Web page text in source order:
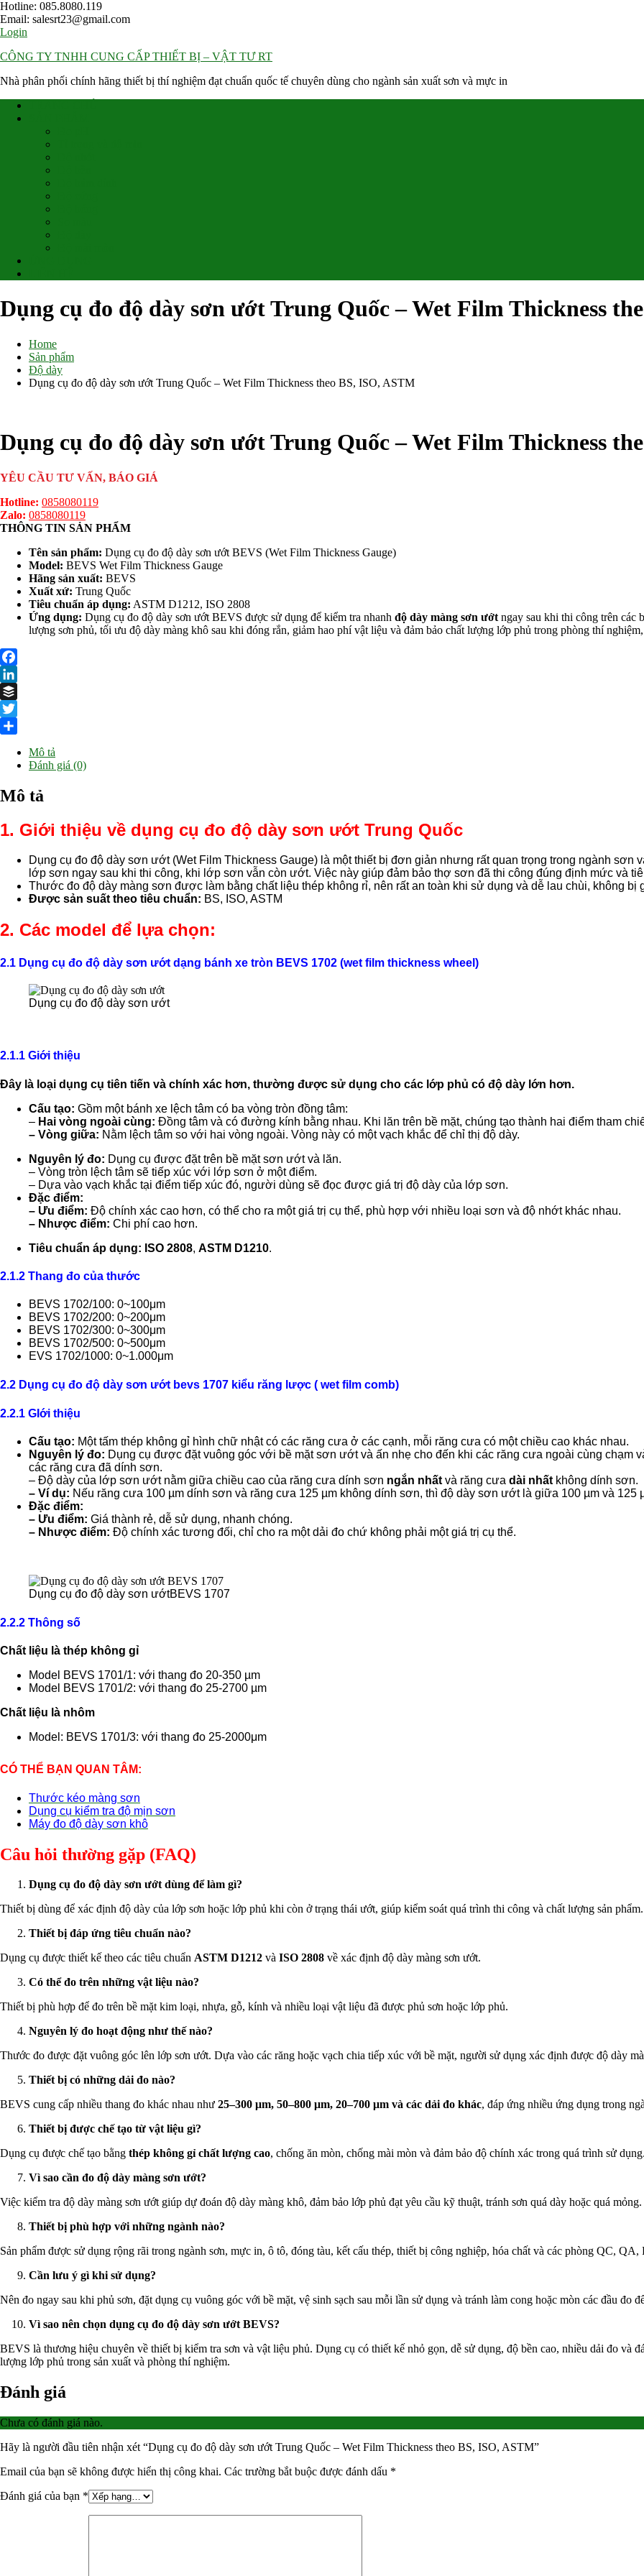
Skip
to
content
Hotline: 085.8080.119
Email: salesrt23@gmail.com
Login
CÔNG TY TNHH CUNG CẤP THIẾT BỊ – VẬT TƯ RT
Nhà phân phối chính hãng thiết bị thí nghiệm đạt chuẩn quốc tế chuyên dùng cho ngành sản xuất sơn và mực in
Dụng cụ đo độ dày sơn ướt Trung Quốc – Wet Film Thickness
Home
Sản phẩm
Độ dày
Dụng cụ đo độ dày sơn ướt Trung Quốc – Wet Film Thickness theo BS, ISO, ASTM
Dụng cụ đo độ dày sơn ướt Trung Quốc – Wet Film Thickness
YÊU CẦU TƯ VẤN, BÁO GIÁ
Hotline: 0858080119
Zalo: 0858080119
THÔNG TIN SẢN PHẨM
Tên sản phẩm: Dụng cụ đo độ dày sơn ướt BEVS (Wet Film Thickness Gauge)
Model: BEVS Wet Film Thickness Gauge
Hãng sản xuất: BEVS
Xuất xứ: Trung Quốc
Tiêu chuẩn áp dụng: ASTM D1212, ISO 2808
Ứng dụng: Dụng cụ đo độ dày sơn ướt BEVS được sử dụng để kiểm tra nhanh độ dày màng sơn ướt ngay sau khi thi công trên các
lượng sơn phủ, tối ưu độ dày màng khô sau khi đóng rắn, giảm hao phí vật liệu và đảm bảo chất lượng lớp phủ trong phòng thí
Facebook
LinkedIn
Buffer
Twitter
Mô tả
Đánh giá (0)
Mô tả
1. Giới thiệu về dụng cụ đo độ dày sơn ướt Trung Quốc
Dụng cụ đo độ dày sơn ướt (Wet Film Thickness Gauge) là một thiết bị đơn giản nhưng rất quan trọng trong ngành
lớp sơn ngay sau khi thi công, khi lớp sơn vẫn còn ướt. Việc này giúp đảm bảo thợ sơn đã thi công đúng định mức và
Thước đo độ dày màng sơn được làm bằng chất liệu thép không rỉ, nên rất an toàn khi sử dụng và dễ lau chùi, không bị
Được sản suất theo tiêu chuẩn: BS, ISO, ASTM
2. Các model để lựa chọn:
2.1 Dụng cụ đo độ dày sơn ướt dạng bánh xe tròn BEVS 1702 (wet film thickness wheel)
Dụng cụ đo độ dày sơn ướt
2.1.1 Giới thiệu
Đây là loại dụng cụ tiên tiến và chính xác hơn, thường được sử dụng cho các lớp phủ có độ dày lớn hơn.
Cấu tạo: Gồm một bánh xe lệch tâm có ba vòng tròn đồng tâm:
– Hai vòng ngoài cùng: Đồng tâm và có đường kính bằng nhau. Khi lăn trên bề mặt, chúng tạo thành hai điểm tham
– Vòng giữa: Nằm lệch tâm so với hai vòng ngoài. Vòng này có một vạch khắc để chỉ thị độ dày.
Nguyên lý đo: Dụng cụ được đặt trên bề mặt sơn ướt và lăn.
– Vòng tròn lệch tâm sẽ tiếp xúc với lớp sơn ở một điểm.
– Dựa vào vạch khắc tại điểm tiếp xúc đó, người dùng sẽ đọc được giá trị độ dày của lớp sơn.
Đặc điểm:
– Ưu điểm: Độ chính xác cao hơn, có thể cho ra một giá trị cụ thể, phù hợp với nhiều loại sơn và độ nhớt khác nhau.
– Nhược điểm: Chi phí cao hơn.
Tiêu chuẩn áp dụng: ISO 2808, ASTM D1210.
2.1.2 Thang đo của thước
BEVS 1702/100: 0~100μm
BEVS 1702/200: 0~200μm
BEVS 1702/300: 0~300μm
BEVS 1702/500: 0~500μm
EVS 1702/1000: 0~1.000μm
2.2 Dụng cụ đo độ dày sơn ướt bevs 1707 kiểu răng lược ( wet film comb)
2.2.1 GIới thiệu
Cấu tạo: Một tấm thép không gỉ hình chữ nhật có các răng cưa ở các cạnh, mỗi răng cưa có một chiều cao khác nhau.
Nguyên lý đo: Dụng cụ được đặt vuông góc với bề mặt sơn ướt và ấn nhẹ cho đến khi các răng cưa ngoài cùng chạm
các răng cưa đã dính sơn.
– Độ dày của lớp sơn ướt nằm giữa chiều cao của răng cưa dính sơn ngắn nhất và răng cưa dài nhất không dính sơn.
– Ví dụ: Nếu răng cưa 100 µm dính sơn và răng cưa 125 µm không dính sơn, thì độ dày sơn ướt là giữa 100 µm và 125
Đặc điểm:
– Ưu điểm: Giá thành rẻ, dễ sử dụng, nhanh chóng.
– Nhược điểm: Độ chính xác tương đối, chỉ cho ra một dải đo chứ không phải một giá trị cụ thể.
Dụng cụ đo độ dày sơn ướtBEVS 1707
2.2.2 Thông số
Chất liệu là thép không gỉ
Model BEVS 1701/1: với thang đo 20-350 µm
Model BEVS 1701/2: với thang đo 25-2700 µm
Chất liệu là nhôm
Model: BEVS 1701/3: với thang đo 25-2000μm
CÓ THỂ BẠN QUAN TÂM:
Thước kéo màng sơn
Dụng cụ kiểm tra độ mịn sơn
Máy đo độ dày sơn khô
Câu hỏi thường gặp (FAQ)
Dụng cụ đo độ dày sơn ướt dùng để làm gì?
Thiết bị dùng để xác định độ dày của lớp sơn hoặc lớp phủ khi còn ở trạng thái ướt, giúp kiểm soát quá trình thi công và chất lượng sản phẩm.
Thiết bị đáp ứng tiêu chuẩn nào?
Dụng cụ được thiết kế theo các tiêu chuẩn ASTM D1212 và ISO 2808 về xác định độ dày màng sơn ướt.
Có thể đo trên những vật liệu nào?
Thiết bị phù hợp để đo trên bề mặt kim loại, nhựa, gỗ, kính và nhiều loại vật liệu đã được phủ sơn hoặc lớp phủ.
Nguyên lý đo hoạt động như thế nào?
Thước đo được đặt vuông góc lên lớp sơn ướt. Dựa vào các răng hoặc vạch chia tiếp xúc với bề mặt, người sử dụng xác định được độ dày
Thiết bị có những dải đo nào?
BEVS cung cấp nhiều thang đo khác nhau như 25–300 μm, 50–800 μm, 20–700 μm và các dải đo khác, đáp ứng nhiều ứng dụng trong
Thiết bị được chế tạo từ vật liệu gì?
Dụng cụ được chế tạo bằng thép không gỉ chất lượng cao, chống ăn mòn, chống mài mòn và đảm bảo độ chính xác trong quá trình sử
Vì sao cần đo độ dày màng sơn ướt?
Việc kiểm tra độ dày màng sơn ướt giúp dự đoán độ dày màng khô, đảm bảo lớp phủ đạt yêu cầu kỹ thuật, tránh sơn quá dày hoặc quá mỏng.
Thiết bị phù hợp với những ngành nào?
Sản phẩm được sử dụng rộng rãi trong ngành sơn, mực in, ô tô, đóng tàu, kết cấu thép, thiết bị công nghiệp, hóa chất và các phòng QC,
Cần lưu ý gì khi sử dụng?
Nên đo ngay sau khi phủ sơn, đặt dụng cụ vuông góc với bề mặt, vệ sinh sạch sau mỗi lần sử dụng và tránh làm cong hoặc mòn các đầu đo
Vì sao nên chọn dụng cụ đo độ dày sơn ướt BEVS?
BEVS là thương hiệu chuyên về thiết bị kiểm tra sơn và vật liệu phủ. Dụng cụ có thiết kế nhỏ gọn, dễ sử dụng, độ bền cao, nhiều dải đo và
lượng lớp phủ trong sản xuất và phòng thí nghiệm.
Đánh giá
Chưa có đánh giá nào.
Hãy là người đầu tiên nhận xét “Dụng cụ đo độ dày sơn ướt Trung Quốc – Wet Film Thickness theo BS, ISO, ASTM”
Email của bạn sẽ không được hiển thị công khai. Các trường bắt buộc được đánh dấu *
Đánh giá của bạn *